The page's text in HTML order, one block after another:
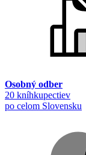
Osobný odber
20 kníhkupectiev
po celom Slovensku